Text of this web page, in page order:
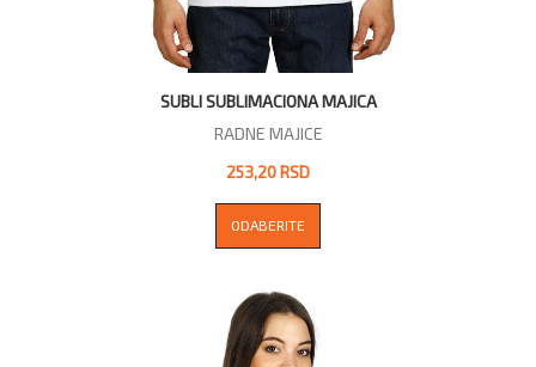
SUBLI SUBLIMACIONA MAJICA
RADNE MAJICE
253,20 RSD
ODABERITE